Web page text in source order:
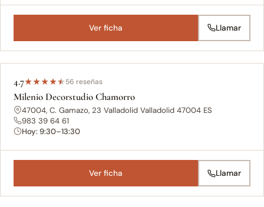
Ver ficha Llamar
4.7★★★★★56 reseñas
Milenio Decorstudio Chamorro
47004, C. Gamazo, 23 Valladolid Valladolid 47004 ES
983 39 64 61
Hoy: 9:30–13:30
Ver ficha Llamar